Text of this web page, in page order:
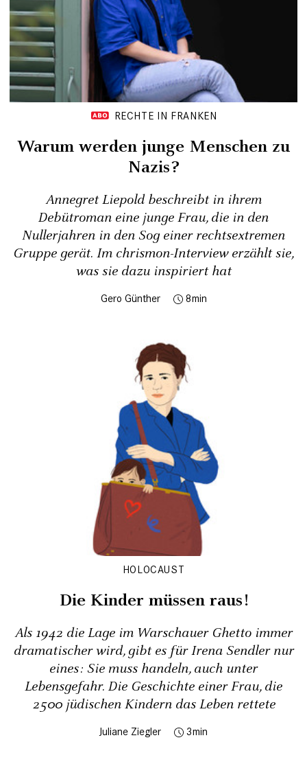
RECHTE IN FRANKEN
Warum werden junge Menschen zu
Nazis?
Annegret Liepold beschreibt in ihrem
Debütroman eine junge Frau, die in den
Nullerjahren in den Sog einer rechtsextremen
Gruppe gerät. Im chrismon-Interview erzählt sie,
was sie dazu inspiriert hat
Gero Günther 8
HOLOCAUST
Die Kinder müssen raus!
Als 1942 die Lage im Warschauer Ghetto immer
dramatischer wird, gibt es für Irena Sendler nur
eines: Sie muss handeln, auch unter
Lebensgefahr. Die Geschichte einer Frau, die
2500 jüdischen Kindern das Leben rettete
Juliane Ziegler 3